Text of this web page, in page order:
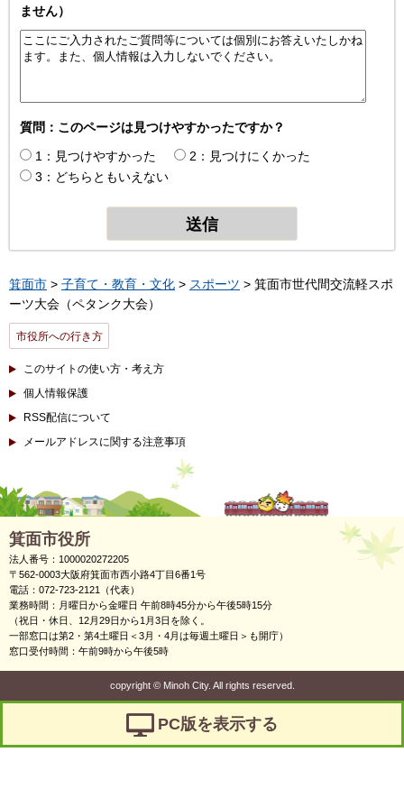
ません）
質問：このページは見つけやすかったですか？
1：見つけやすかった
2：見つけにくかった
3：どちらともいえない
箕面市 > 子育て・教育・文化 > スポーツ > 箕面市世代間交流軽スポ
ーツ大会（ペタンク大会）
市役所への行き方
このサイトの使い方・考え方
個人情報保護
RSS配信について
メールアドレスに関する注意事項
箕面市役所
法人番号：1000020272205
〒562-0003大阪府箕面市西小路4丁目6番1号
電話：072-723-2121（代表）
業務時間：月曜日から金曜日 午前8時45分から午後5時15分
（祝日・休日、12月29日から1月3日を除く。
一部窓口は第2・第4土曜日＜3月・4月は毎週土曜日＞も開庁）
窓口受付時間：午前9時から午後5時
copyright ©Minoh City. All rights reserved.
PC版を表示する